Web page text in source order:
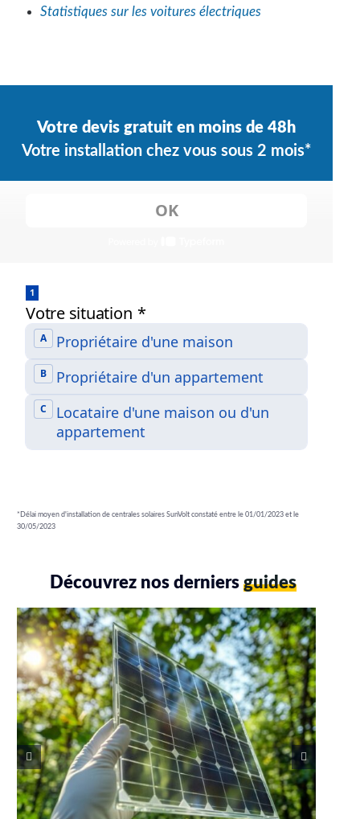
Statistiques sur les voitures électriques
Votre devis gratuit en moins de 48h
Votre installation chez vous sous 2 mois*
*Délai moyen d'installation de centrales solaires SunVolt constaté entre le 01/01/2023 et le
30/05/2023
Découvrez nos derniers guides